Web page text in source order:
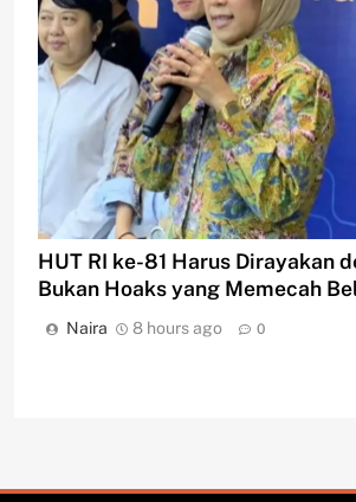
HUT RI ke-81 Harus Dirayakan
Bukan Hoaks yang Memecah
Naira 8 hours ago 0